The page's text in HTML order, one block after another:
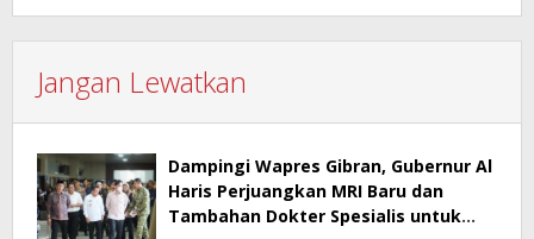
Jangan Lewatkan
Dampingi Wapres Gibran, Gubernur Al
Haris Perjuangkan MRI Baru dan
Tambahan Dokter Spesialis untuk